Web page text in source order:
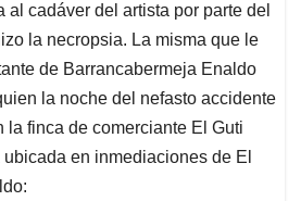
al cadáver del artista por parte del
la necropsia. La misma que le
de Barrancabermeja Enaldo
la noche del nefasto accidente
la finca de comerciante El Guti
en inmediaciones de El